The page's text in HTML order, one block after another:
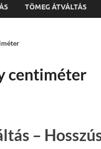
TÖMEG ÁTVÁLTÁS
centiméter
–